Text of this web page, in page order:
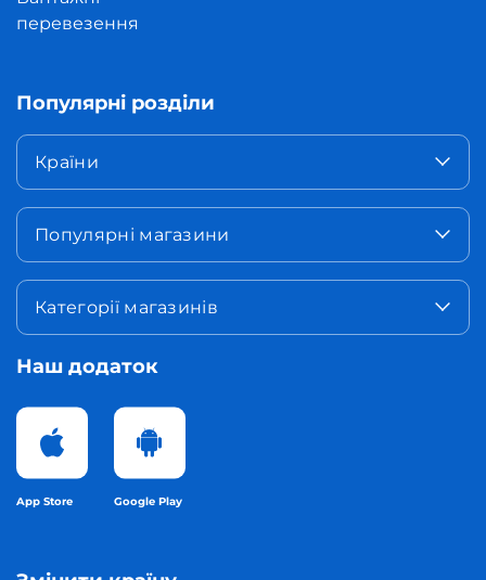
перевезення
Популярні розділи
Країни
Популярні магазини
Категорії магазинів
Наш додаток
App Store Google Play